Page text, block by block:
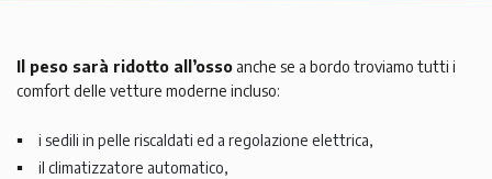
Il peso sarà ridotto all’osso anche se a bordo troviamo tutti i
comfort delle vetture moderne incluso:
i sedili in pelle riscaldati ed a regolazione elettrica,
il climatizzatore automatico,